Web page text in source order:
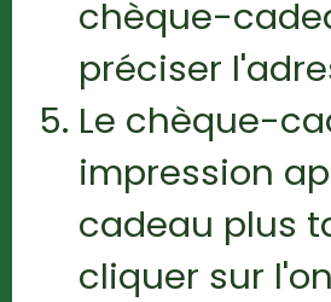
chèque-
préciser
Le chèque-
impression
cadeau plus
cliquer sur